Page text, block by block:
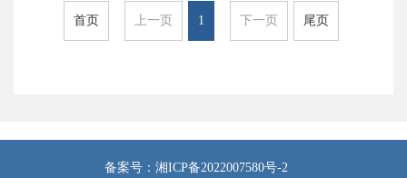
首页 上一页 1 下一页 尾页
备案号：湘ICP备2022007580号-2